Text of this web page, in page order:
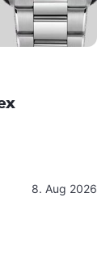
8. Aug 2026